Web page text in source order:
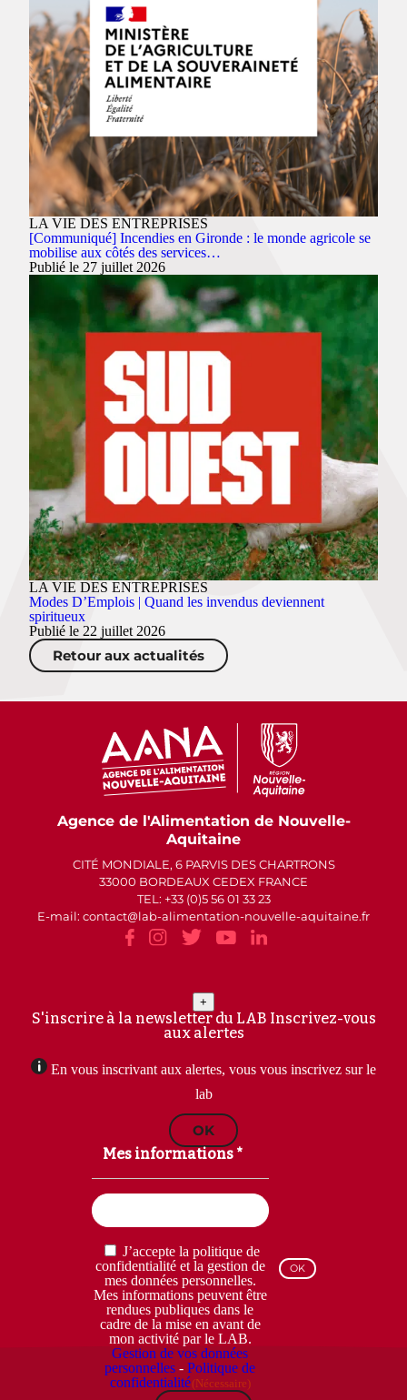
LA VIE DES ENTREPRISES
[Communiqué] Incendies en Gironde : le monde agricole se
mobilise aux côtés des services…
Publié le 27 juillet 2026
LA VIE DES ENTREPRISES
Modes D’Emplois | Quand les invendus deviennent
spiritueux
Publié le 22 juillet 2026
Retour aux actualités
Agence de l'Alimentation de Nouvelle-
Aquitaine
CITÉ MONDIALE, 6 PARVIS DES CHARTRONS
33000 BORDEAUX CEDEX FRANCE
TEL: +33 (0)5 56 01 33 23
E-mail: contact
lab-alimentation-nouvelle-aquitaine.fr
+
S'inscrire à la newsletter du LAB Inscrivez-vous
aux alertes
En vous inscrivant aux alertes, vous vous inscrivez sur le
lab
OK
Mes informations *
RGPD
(Nécessaire)
J’accepte la politique de
confidentialité et la gestion de
mes données personnelles.
Mes informations peuvent être
rendues publiques dans le
cadre de la mise en avant de
mon activité par le LAB.
Gestion de vos données
personnelles -Politique de
confidentialité(Nécessaire)